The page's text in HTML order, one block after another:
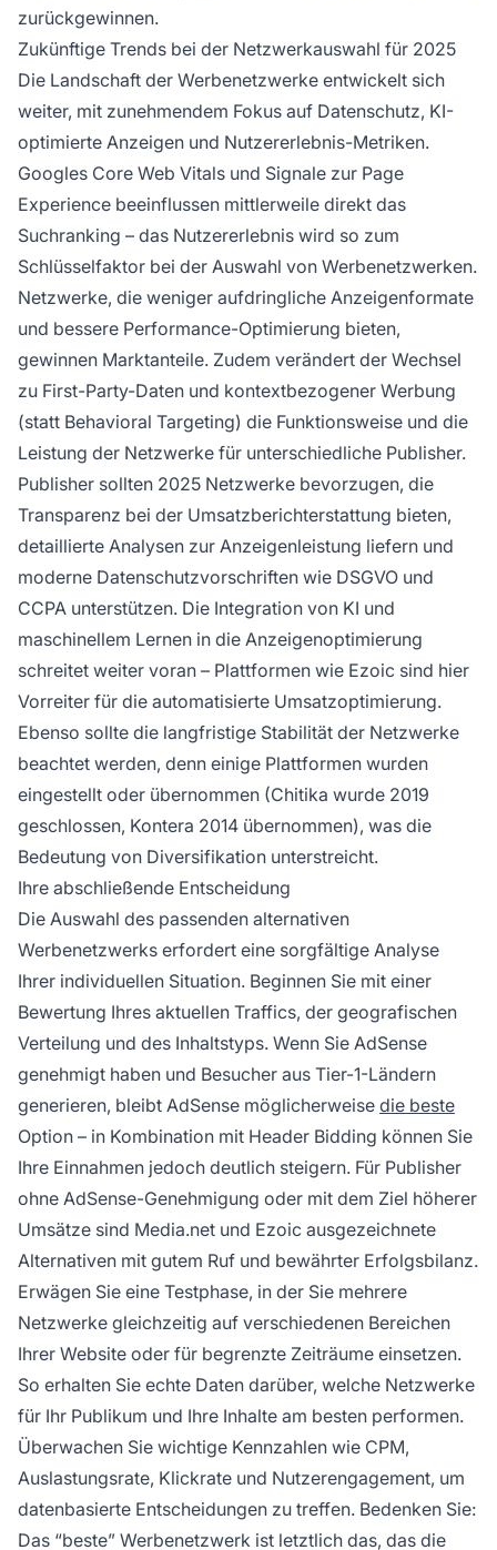
zurückgewinnen.
Zukünftige Trends bei der Netzwerkauswahl für 2025
Die Landschaft der Werbenetzwerke entwickelt sich
weiter, mit zunehmendem Fokus auf Datenschutz, KI-
optimierte Anzeigen und Nutzererlebnis-Metriken.
Googles Core Web Vitals und Signale zur Page
Experience beeinflussen mittlerweile direkt das
Suchranking – das Nutzererlebnis wird so zum
Schlüsselfaktor bei der Auswahl von Werbenetzwerken.
Netzwerke, die weniger aufdringliche Anzeigenformate
und bessere Performance-Optimierung bieten,
gewinnen Marktanteile. Zudem verändert der Wechsel
zu First-Party-Daten und kontextbezogener Werbung
(statt Behavioral Targeting) die Funktionsweise und die
Leistung der Netzwerke für unterschiedliche Publisher.
Publisher sollten 2025 Netzwerke bevorzugen, die
Transparenz bei der Umsatzberichterstattung bieten,
detaillierte Analysen zur Anzeigenleistung liefern und
moderne Datenschutzvorschriften wie DSGVO und
CCPA unterstützen. Die Integration von KI und
maschinellem Lernen in die Anzeigenoptimierung
schreitet weiter voran – Plattformen wie Ezoic sind hier
Vorreiter für die automatisierte Umsatzoptimierung.
Ebenso sollte die langfristige Stabilität der Netzwerke
beachtet werden, denn einige Plattformen wurden
eingestellt oder übernommen (Chitika wurde 2019
geschlossen, Kontera 2014 übernommen), was die
Bedeutung von Diversifikation unterstreicht.
Ihre abschließende Entscheidung
Die Auswahl des passenden alternativen
Werbenetzwerks erfordert eine sorgfältige Analyse
Ihrer individuellen Situation. Beginnen Sie mit einer
Bewertung Ihres aktuellen Traffics, der geografischen
Verteilung und des Inhaltstyps. Wenn Sie AdSense
genehmigt haben und Besucher aus Tier-1-Ländern
generieren, bleibt AdSense möglicherweise die beste
Option – in Kombination mit Header Bidding können Sie
Ihre Einnahmen jedoch deutlich steigern. Für Publisher
ohne AdSense-Genehmigung oder mit dem Ziel höherer
Umsätze sind Media.net und Ezoic ausgezeichnete
Alternativen mit gutem Ruf und bewährter Erfolgsbilanz.
Erwägen Sie eine Testphase, in der Sie mehrere
Netzwerke gleichzeitig auf verschiedenen Bereichen
Ihrer Website oder für begrenzte Zeiträume einsetzen.
So erhalten Sie echte Daten darüber, welche Netzwerke
für Ihr Publikum und Ihre Inhalte am besten performen.
Überwachen Sie wichtige Kennzahlen wie CPM,
Auslastungsrate, Klickrate und Nutzerengagement, um
datenbasierte Entscheidungen zu treffen. Bedenken Sie:
Das “beste” Werbenetzwerk ist letztlich das, das die